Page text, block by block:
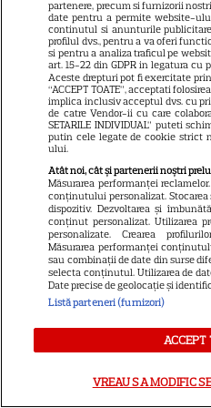
Știri
Retete
Copyright
Pariază responsabil!
partenere, precum si furnizorii
date pentru a permite website-
continutul si anunturile
profilul dvs., pentru a va oferi
si pentru a analiza traficul pe
art. 15-22 din GDPR in legatura cu
Aceste drepturi pot fi exercitate
“ACCEPT TOATE”, acceptati
implica inclusiv acceptul dvs. cu
de catre Vendor-ii cu care
SETARILE INDIVIDUAL” puteti
putin cele legate de cookie strict
ului.
Atât noi, cât și partenerii noștri
Măsurarea performanței
conținutului personalizat.
dispozitiv. Dezvoltarea și
conținut personalizat. Utilizarea
personalizate. Crearea
Măsurarea performanței
sau combinații de date din surse
selecta conținutul. Utilizarea de
Date precise de geolocație și
Listă parteneri (furnizori)
ACCEPT
VREAU SA MODIFIC